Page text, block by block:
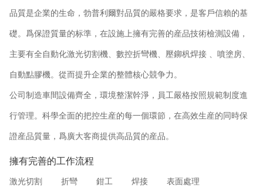
品質是企業的生命，勃普利爾對品質的嚴格要求，是客戶信賴的基
礎。爲保證質量的标準，在設施上擁有完善的産品技術檢測設備，
主要有全自動化激光切割機、數控折彎機、壓鉚杋焊接 、噴塗房、
自動點膠機。從而提升企業的整體核心競争力。
公司制造車間設備齊全，環境整潔幹淨，員工嚴格按照規範制度進
行管理。科學全面的把控生産的每一個環節，在高效生産的同時保
證産品質量，爲廣大客商提供高品質的産品。
擁有完善的工作流程
激光切割 折彎 鉗工 焊接 表面處理